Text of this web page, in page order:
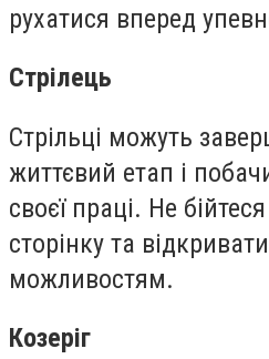
рухатися вперед
Стрілець
Стрільці можуть
життєвий етап і
своєї праці. Не
сторінку та
можливостям.
Козеріг